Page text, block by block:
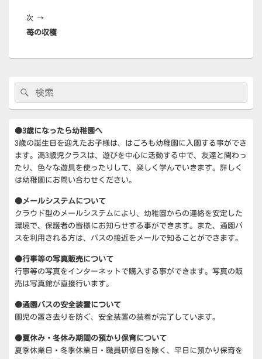
ゲ
ー
稿:
次 →次
の
苺の収穫
ン
サ
ド
バ
ー
ウ
ェ
エ
リ
検
索:
検
索
●3歳になったら幼稚園へ
3歳の誕生日を迎えたお子様は、はごろも幼稚園に入園する事ができ
ます。満3歳児クラスは、遊びを中心に活動する中で、友達と関わっ
たり、色々な遊具を使ったりして、楽しく学んでいきます。詳しく
は幼稚園にお問い合わせください。
●メールシステムについて
クラウド型のメールシステムにより、幼稚園からの連絡を安定した
環境で、保護者の皆様にお知らせする事ができます。また、通園バ
スを利用される方は、バスの接近をメールで知ることができます。
●行事等の写真販売について
行事等の写真をインターネットで購入する事ができます。写真の販
売は写真館が直接行います。
●通園バスの安全装置について
園児の置き去りを防ぐ、安全装置の装着が完了しています。
●夏休み・冬休み期間の預かり保育について
夏季休業日・冬季休業日・職員研修日を除く、平日に預かり保育を